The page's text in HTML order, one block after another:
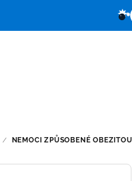
/ NEMOCI ZPŮSOBENÉ OBEZITOU